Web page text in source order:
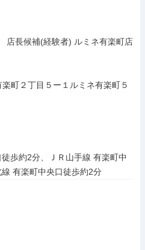
店長候補(経験者) ルミネ有楽町店
町２丁目５ー１ルミネ有楽町５
歩約2分、ＪＲ山手線 有楽町中
有楽町中央口徒歩約2分